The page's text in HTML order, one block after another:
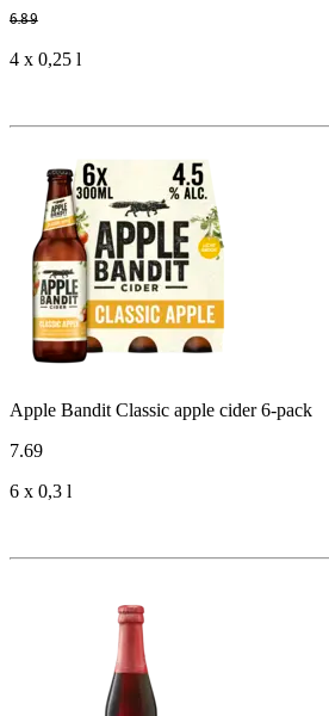
6.89
4 x 0,25 l
Apple Bandit Classic apple cider 6-pack
7.69
6 x 0,3 l